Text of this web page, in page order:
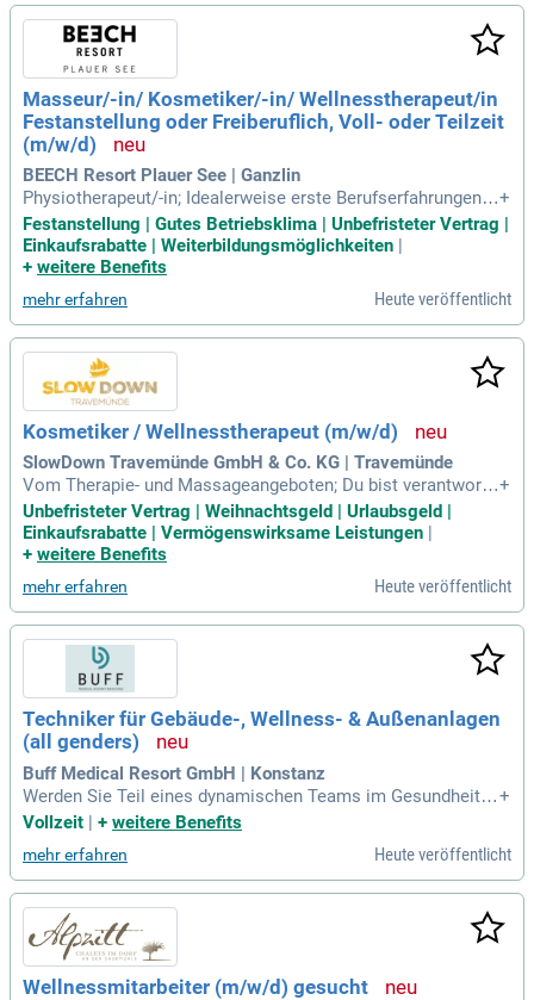
Masseur/-in/ Kosmetiker/-in/ Wellnesstherapeut/in
Festanstellung oder Freiberuflich, Voll- oder Teilzeit
(m/w/d)
BEECH Resort Plauer See | Ganzlin
Physiotherapeut/-in; Idealerweise erste Berufserfahrungen i
n einer ähnlichen Position; Positive Ausstrahlung und Begei
sterung für Deine Arbeit; Ein herzliches, kompetentes Auftre
ten und Freude am Umgang mit Menschen; Verantwortungs
+
Festanstellung | Gutes Betriebsklima | Unbefristeter Vertrag |
Einkaufsrabatte | Weiterbildungsmöglichkeiten |
+ weitere Benefits
mehr erfahren Heute veröffentlicht
Kosmetiker / Wellnesstherapeut (m/w/d)
SlowDown Travemünde GmbH & Co. KG | Travemünde
Vom Therapie- und Massageangeboten; Du bist verantwortli
ch für deinen Anwendungsraum; Rezeption, Terminkoordinat
ion, Produktverkauf; Zusammenarbeit mit anderen Abteilung
en, um einen reibungslosen Ablauf im Hotel zu gewährleiste
+
Unbefristeter Vertrag | Weihnachtsgeld | Urlaubsgeld |
Einkaufsrabatte | Vermögenswirksame Leistungen
+ weitere Benefits
mehr erfahren Heute veröffentlicht
Techniker für Gebäude-, Wellness- & Außenanlagen
(all genders)
Buff Medical Resort GmbH | Konstanz
Werden Sie Teil eines dynamischen Teams im Gesundheits-
und Wellnessbereich! Buff Medical Resort in Konstanz lädt t
d und welche Motivation Sie antreibt. Ihr einzigartiger Mehr
wert könnte unser Team bereichern und Innovationen förder
n. Bitte haben Sie Verständnis, dass unser Auswahlprozess
sorgfältig und zeitintensiv ist. Wir freuen uns darauf, Sie ken
nenzulernen und gemeinsam die Zukunft der Gesundheitsbr
anche zu gestalten!
+
Vollzeit | + weitere Benefits
mehr erfahren Heute veröffentlicht
Wellnessmitarbeiter (m/w/d) gesucht